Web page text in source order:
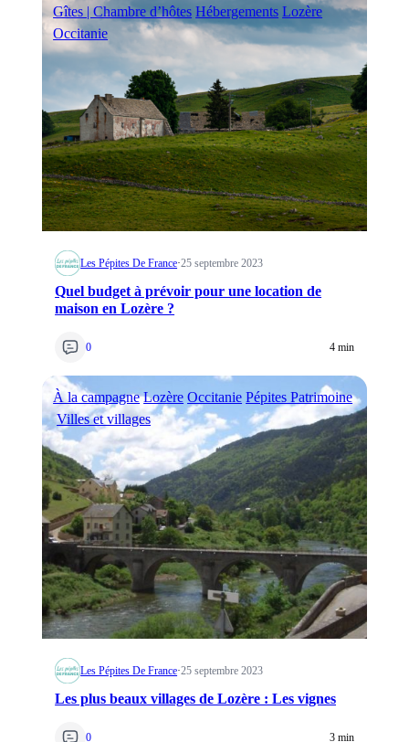
Gîtes | Chambre d’hôtes Hébergements Lozère
Occitanie
Les Pépites De France·25 septembre 2023
Quel budget à prévoir pour une location de
maison en Lozère ?
0 4 min
À la campagne Lozère Occitanie Pépites Patrimoine
Villes et villages
Les Pépites De France·25 septembre 2023
Les plus beaux villages de Lozère : Les vignes
0 3 min